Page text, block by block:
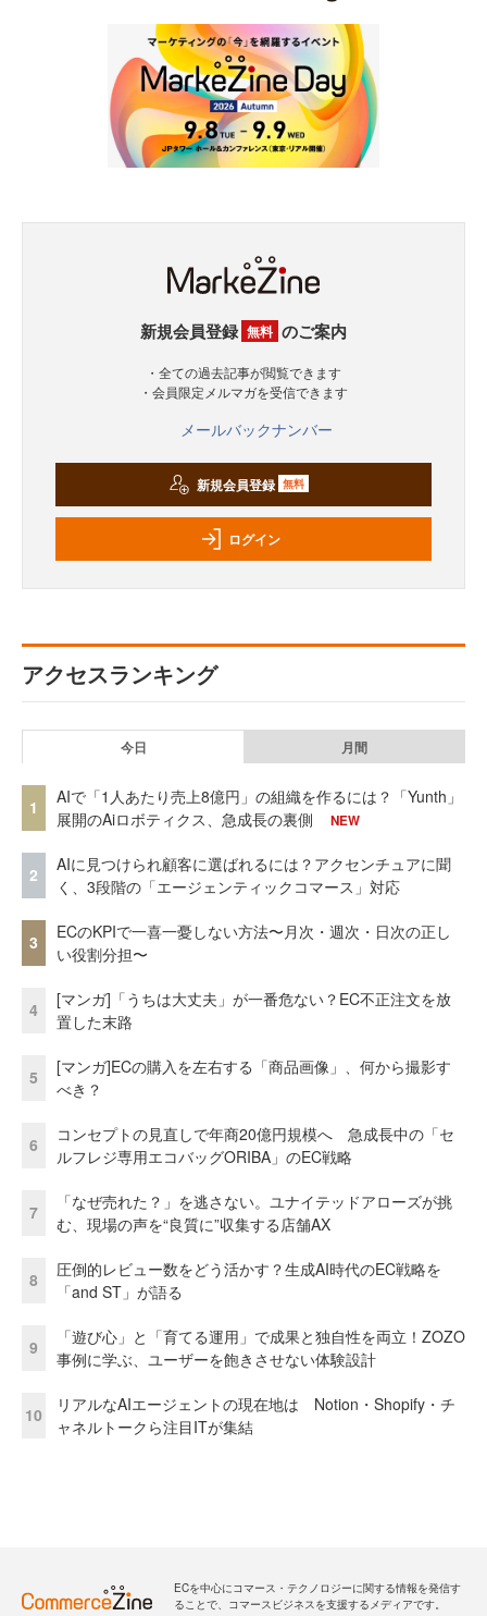
新規会員登録 無料 のご案内
・全ての過去記事が閲覧できます
・会員限定メルマガを受信できます
メールバックナンバー
新規会員登録 無料
ログイン
アクセスランキング
今日 月間
1
AIで「1人あたり売上8億円」の組織を作るには？「Yunth」
展開のAiロボティクス、急成長の裏側
NEW
2
AIに見つけられ顧客に選ばれるには？アクセンチュアに聞
く、3段階の「エージェンティックコマース」対応
3
ECのKPIで一喜一憂しない方法〜月次・週次・日次の正し
い役割分担〜
4
[マンガ]「うちは大丈夫」が一番危ない？EC不正注文を放
置した末路
5
[マンガ]ECの購入を左右する「商品画像」、何から撮影す
べき？
6
コンセプトの見直しで年商20億円規模へ 急成長中の「セ
ルフレジ専用エコバッグORIBA」のEC戦略
7
「なぜ売れた？」を逃さない。ユナイテッドアローズが挑
む、現場の声を“良質に”収集する店舗AX
8
圧倒的レビュー数をどう活かす？生成AI時代のEC戦略を
「and ST」が語る
9
「遊び心」と「育てる運用」で成果と独自性を両立！ZOZO
事例に学ぶ、ユーザーを飽きさせない体験設計
10
リアルなAIエージェントの現在地は Notion・Shopify・チ
ャネルトークら注目ITが集結
ECを中心にコマース・テクノロジーに関する情報を発信す
ることで、コマースビジネスを支援するメディアです。